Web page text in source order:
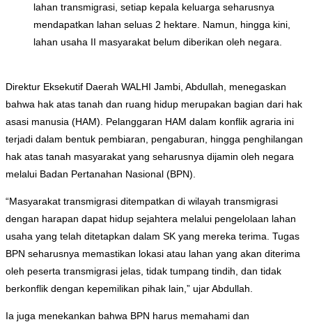
lahan transmigrasi, setiap kepala keluarga seharusnya
mendapatkan lahan seluas 2 hektare. Namun, hingga kini,
lahan usaha II masyarakat belum diberikan oleh negara.
Direktur Eksekutif Daerah WALHI Jambi, Abdullah, menegaskan
bahwa hak atas tanah dan ruang hidup merupakan bagian dari hak
asasi manusia (HAM). Pelanggaran HAM dalam konflik agraria ini
terjadi dalam bentuk pembiaran, pengaburan, hingga penghilangan
hak atas tanah masyarakat yang seharusnya dijamin oleh negara
melalui Badan Pertanahan Nasional (BPN).
“Masyarakat transmigrasi ditempatkan di wilayah transmigrasi
dengan harapan dapat hidup sejahtera melalui pengelolaan lahan
usaha yang telah ditetapkan dalam SK yang mereka terima. Tugas
BPN seharusnya memastikan lokasi atau lahan yang akan diterima
oleh peserta transmigrasi jelas, tidak tumpang tindih, dan tidak
berkonflik dengan kepemilikan pihak lain,” ujar Abdullah.
Ia juga menekankan bahwa BPN harus memahami dan